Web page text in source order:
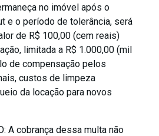
no imóvel após o
e o período de tolerância, será
de R$ 100,00 (cem reais)
limitada a R$ 1.000,00 (mil
de compensação pelos
custos de limpeza
da locação para novos
A cobrança dessa multa não